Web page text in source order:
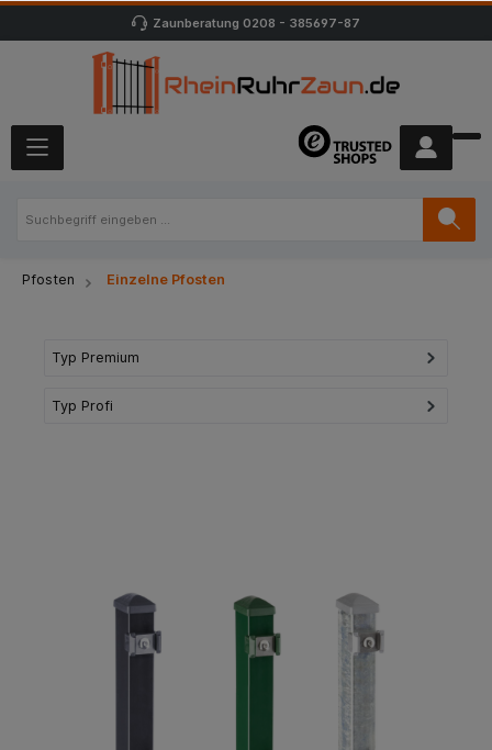
Zaunberatung 0208 - 385697-87
Pfosten Einzelne Pfosten
Typ Premium
Typ Profi